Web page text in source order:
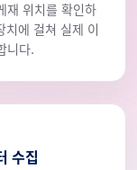
재 위치를 확인하
에 걸쳐 실제 이
니다.
수집